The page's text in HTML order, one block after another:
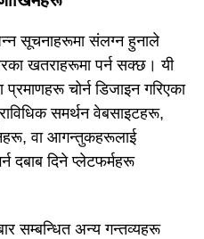
सूचनाहरूमा संलग्न हुनाले
खतराहरूमा पर्न सक्छ। यी
प्रमाणहरू चोर्न डिजाइन गरिएका
समर्थन वेबसाइटहरू,
वा आगन्तुकहरूलाई
दबाब दिने प्लेटफर्महरू
सम्बन्धित अन्य गन्तव्यहरू